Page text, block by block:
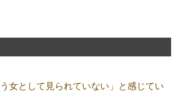
う女として見られていない」と感じてい